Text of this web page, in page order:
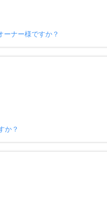
ナー様ですか？
か？